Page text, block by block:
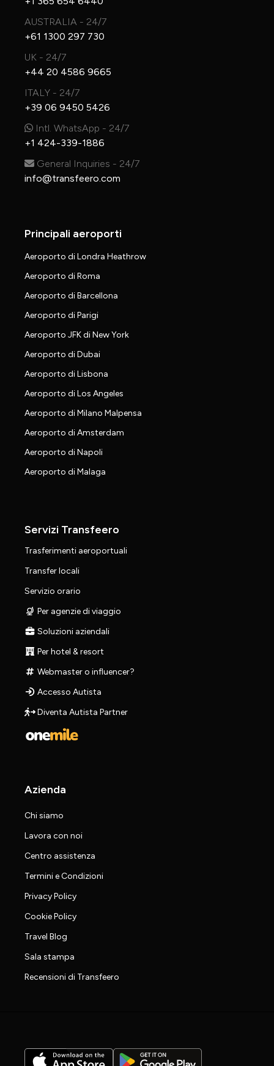
AUSTRALIA - 24/7
+61 1300 297 730
UK - 24/7
+44 20 4586 9665
ITALY - 24/7
+39 06 9450 5426
Intl. WhatsApp - 24/7
+1 424-339-1886
General Inquiries - 24/7
info@transfeero.com
Principali aeroporti
Aeroporto di Londra Heathrow
Aeroporto di Roma
Aeroporto di Barcellona
Aeroporto di Parigi
Aeroporto JFK di New York
Aeroporto di Dubai
Aeroporto di Lisbona
Aeroporto di Los Angeles
Aeroporto di Milano Malpensa
Aeroporto di Amsterdam
Aeroporto di Napoli
Aeroporto di Malaga
Servizi Transfeero
Trasferimenti aeroportuali
Transfer locali
Servizio orario
Per agenzie di viaggio
Soluzioni aziendali
Per hotel & resort
Webmaster o influencer?
Accesso Autista
Diventa Autista Partner
Azienda
Chi siamo
Lavora con noi
Centro assistenza
Termini e Condizioni
Privacy Policy
Cookie Policy
Travel Blog
Sala stampa
Recensioni di Transfeero